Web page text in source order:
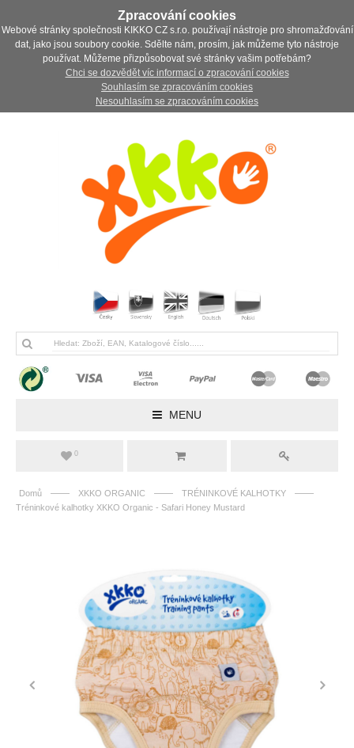
Zpracování cookies
Webové stránky společnosti KIKKO CZ s.r.o. používají nástroje pro shromažďování
dat, jako jsou soubory cookie. Sdělte nám, prosím, jak můžeme tyto nástroje
používat. Můžeme přizpůsobovat své stránky vašim potřebám?
Chci se dozvědět víc informací o zpracování cookies
Souhlasím se zpracováním cookies
Nesouhlasím se zpracováním cookies
MENU
0
Domů —— XKKO ORGANIC —— TRÉNINKOVÉ KALHOTKY ——
Tréninkové kalhotky XKKO Organic - Safari Honey Mustard